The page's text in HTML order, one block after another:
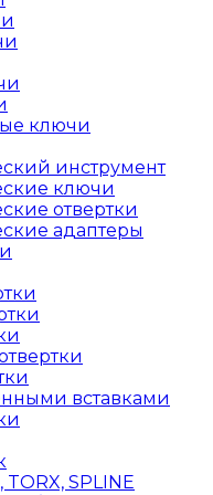
ключи
инструмент
ключи
отвертки
адаптеры
вставками
SPLINE